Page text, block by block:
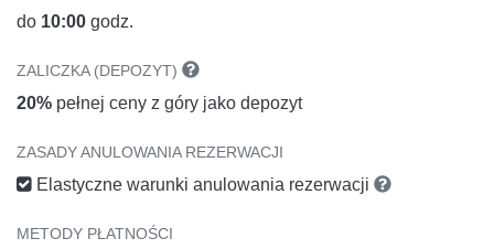
do 10:00 godz.
ZALICZKA (DEPOZYT)
20% pełnej ceny z góry jako depozyt
ZASADY ANULOWANIA REZERWACJI
Elastyczne warunki anulowania rezerwacji
METODY PŁATNOŚCI